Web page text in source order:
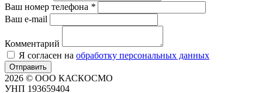
Ваш номер телефона *
Ваш e-mail
Комментарий
Я согласен на обработку персональных данных
Отправить
2026 © ООО КАСКОСМО
УНП 193659404